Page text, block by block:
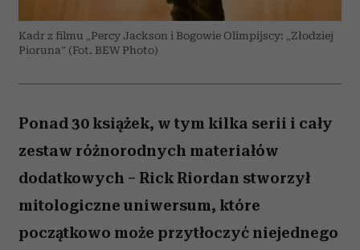
Kadr z filmu „Percy Jackson i Bogowie Olimpijscy: „Złodziej
Pioruna” (Fot. BEW Photo)
Ponad 30 książek, w tym kilka serii i cały
zestaw różnorodnych materiałów
dodatkowych – Rick Riordan stworzył
mitologiczne uniwersum, które
początkowo może przytłoczyć niejednego